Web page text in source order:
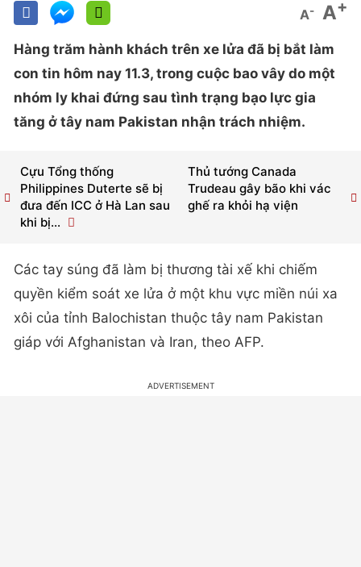
A- A+
Hàng trăm hành khách trên xe lửa đã bị bắt làm
con tin hôm nay 11.3, trong cuộc bao vây do một
nhóm ly khai đứng sau tình trạng bạo lực gia
tăng ở tây nam Pakistan nhận trách nhiệm.
Thủ tướng Canada
Trudeau gây bão khi vác
ghế ra khỏi hạ viện
Cựu Tổng thống
Philippines Duterte sẽ bị
đưa đến ICC ở Hà Lan sau
khi bị...
Các tay súng đã làm bị thương tài xế khi chiếm
quyền kiểm soát xe lửa ở một khu vực miền núi xa
xôi của tỉnh Balochistan thuộc tây nam Pakistan
giáp với Afghanistan và Iran, theo AFP.